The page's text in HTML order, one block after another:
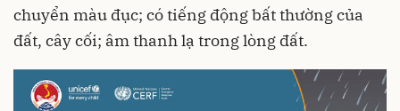
chuyển màu đục; có tiếng động bất thường của
đất, cây cối; âm thanh lạ trong lòng đất.